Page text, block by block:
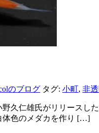
のブログ タグ: 小町, 非
久仁雄氏がリリースし
体色のメダカを作り […]